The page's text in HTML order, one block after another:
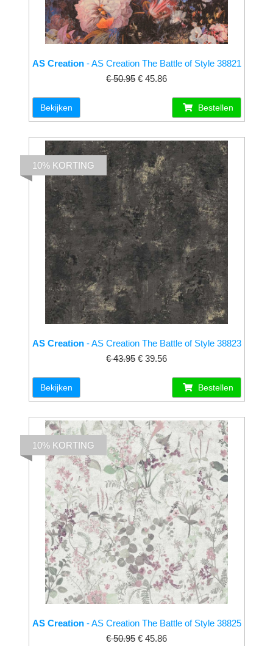
AS Creation- AS Creation The Battle of Style 38821
€ 50.95 € 45.86
Bekijken Bestellen
AS Creation- AS Creation The Battle of Style 38823
€ 43.95 € 39.56
10% KORTING
Bekijken Bestellen
AS Creation- AS Creation The Battle of Style 38825
€ 50.95 € 45.86
10% KORTING